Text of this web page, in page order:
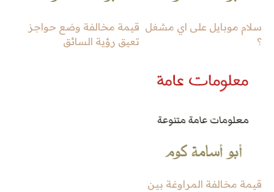
سلام موبايل على اي مشغل
؟
قيمة مخالفة وضع حواجز
تعيق رؤية السائق
قيمة مخالفة المراوغة بين